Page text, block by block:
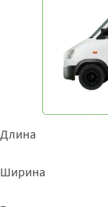
Длина
Ширина